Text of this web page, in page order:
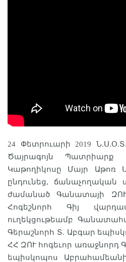
24 Փետրուարի 2019
Ծայրագոյն Պատրիարք
Կաթողիկոսը Մայր Աթոռ
ընդունեց, ճանաչողական
ժամանած Գանատայի ԶՈՒ
Հոգեշնորհ Գիյ
ուղեկցութեամբ
Գերաշնորհ Տ. Աբգար
ՀՀ ԶՈՒ հոգեւոր առաջնորդ
եպիսկոպոս